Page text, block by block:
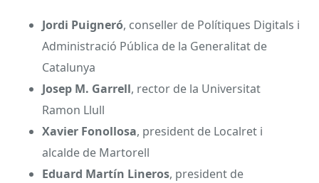
Jordi Puigneró, conseller de Polítiques Digitals i
Administració Pública de la Generalitat de
Catalunya
Josep M. Garrell, rector de la Universitat
Ramon Llull
Xavier Fonollosa, president de Localret i
alcalde de Martorell
Eduard Martín Lineros, president de